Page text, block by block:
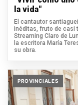
la vida"
El cantautor
inéditas, fruto de casi
Streaming Claro de
la escritora María
su obra.
PROVINCIALES